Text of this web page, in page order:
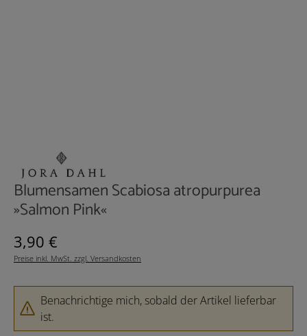
Blumensamen Scabiosa atropurpurea
»Salmon Pink«
Regulärer Preis:
3,90 €
Preise inkl. MwSt. zzgl. Versandkosten
Benachrichtige mich, sobald der Artikel lieferbar
ist.